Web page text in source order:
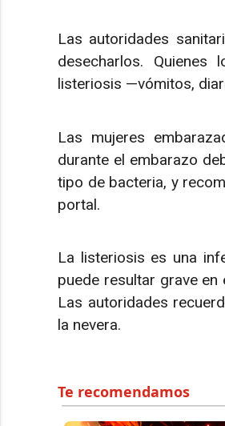
Las autoridades
desecharlos.
listeriosis —vómitos,
Las mujeres
durante el embarazo
tipo de bacteria, y
portal.
La listeriosis es una
puede resultar grave
Las autoridades
la nevera.